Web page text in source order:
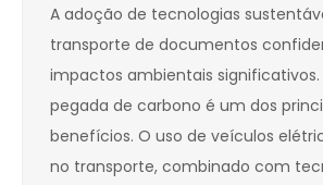
A adoção de tecnologias
transporte de documentos
impactos ambientais significativos.
pegada de carbono é um dos
benefícios. O uso de veículos
no transporte, combinado com